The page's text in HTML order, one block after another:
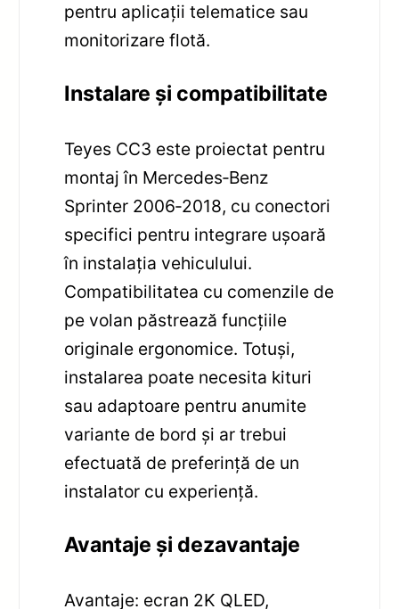
pentru aplicații telematice sau
monitorizare flotă.
Instalare și compatibilitate
Teyes CC3 este proiectat pentru
montaj în Mercedes‑Benz
Sprinter 2006‑2018, cu conectori
specifici pentru integrare ușoară
în instalația vehiculului.
Compatibilitatea cu comenzile de
pe volan păstrează funcțiile
originale ergonomice. Totuși,
instalarea poate necesita kituri
sau adaptoare pentru anumite
variante de bord și ar trebui
efectuată de preferință de un
instalator cu experiență.
Avantaje și dezavantaje
Avantaje: ecran 2K QLED,